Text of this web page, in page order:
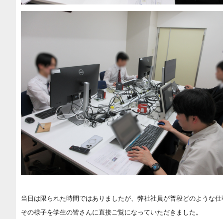
当日は限られた時間ではありましたが、弊社社員が普段どのような
その様子を学生の皆さんに直接ご覧になっていただきました。